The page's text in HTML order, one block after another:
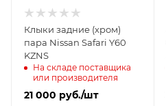
Клыки задние (хром)
пара Nissan Safari Y60
KZNS
На складе поставщика
или производителя
21 000 руб./шт